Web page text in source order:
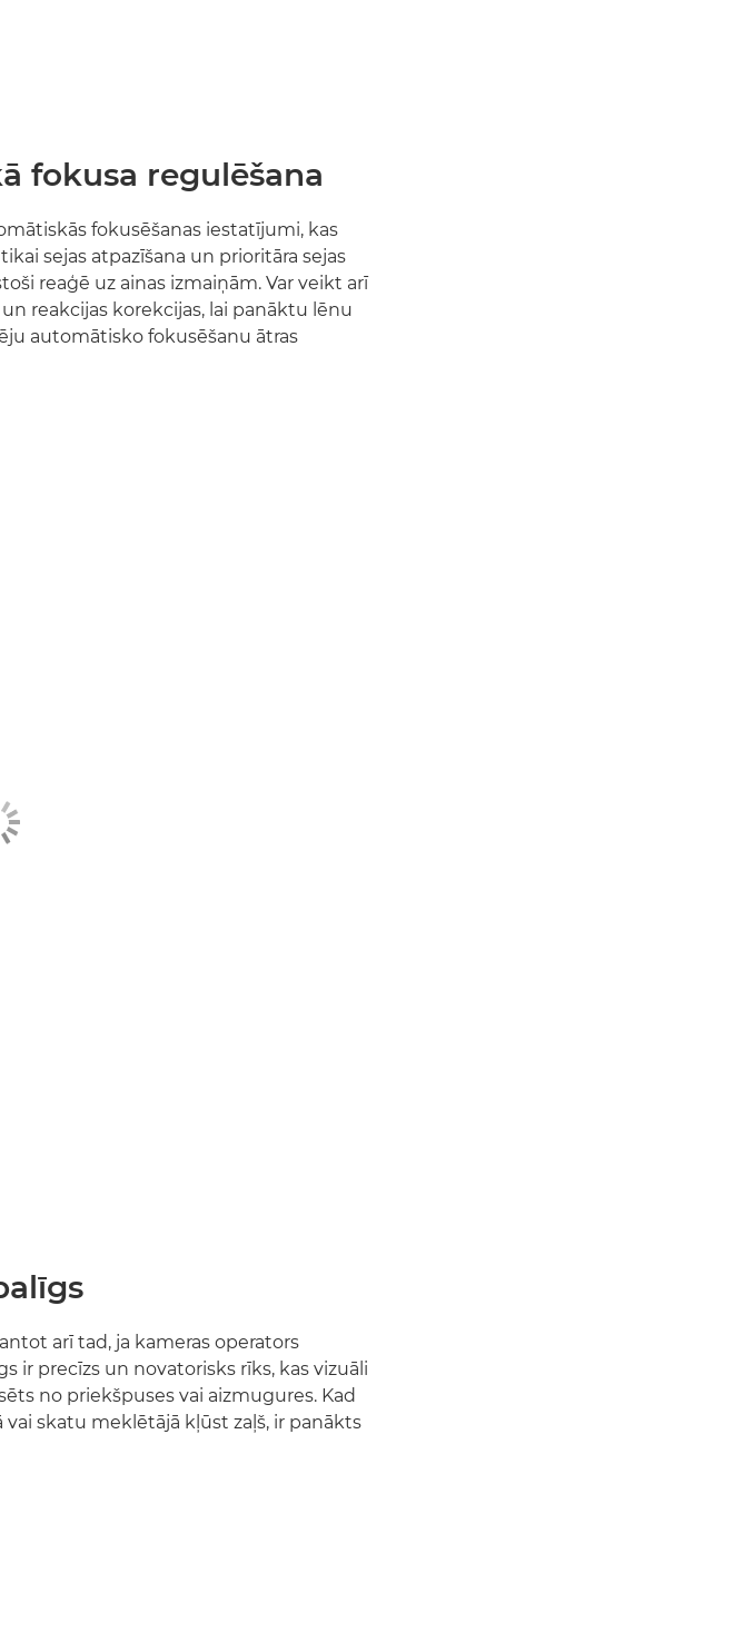
fokusa regulēšana
fokusēšanas iestatījumi, kas
sejas atpazīšana un prioritāra sejas
reaģē uz ainas izmaiņām. Var veikt arī
reakcijas korekcijas, lai panāktu lēnu
automātisko fokusēšanu ātras
arī tad, ja kameras operators
ir precīzs un novatorisks rīks, kas vizuāli
no priekšpuses vai aizmugures. Kad
vai skatu meklētājā kļūst zaļš, ir panākts